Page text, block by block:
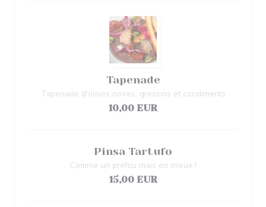
Tapenade
Tapenade d'olives noires, gressins et condiments
10,00 EUR
Pinsa Tartufo
Comme un préfou mais en mieux !
15,00 EUR